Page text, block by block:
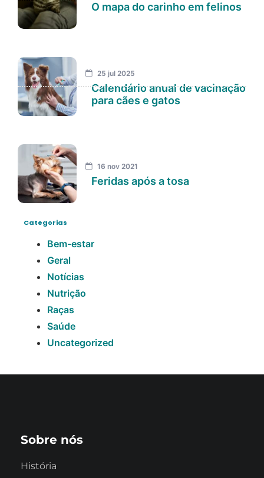
O mapa do carinho em felinos
25 jul 2025
Calendário anual de vacinação
para cães e gatos
16 nov 2021
Feridas após a tosa
Categorias
Bem-estar
Geral
Notícias
Nutrição
Raças
Saúde
Uncategorized
Sobre nós
História